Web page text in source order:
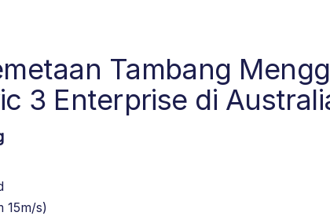
Tambang
3 Enterprise di
15m/s)